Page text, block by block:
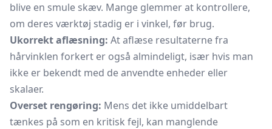
blive en smule skæv. Mange glemmer at kontrollere,
om deres værktøj stadig er i vinkel, før brug.
Ukorrekt aflæsning: At aflæse resultaterne fra
hårvinklen forkert er også almindeligt, især hvis man
ikke er bekendt med de anvendte enheder eller
skalaer.
Overset rengøring: Mens det ikke umiddelbart
tænkes på som en kritisk fejl, kan manglende